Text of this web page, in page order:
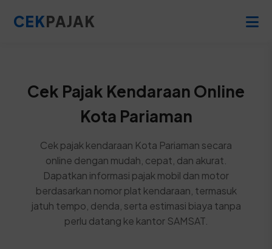
CEKPAJAK
Cek Pajak Kendaraan Online
Kota Pariaman
Cek pajak kendaraan Kota Pariaman secara
online dengan mudah, cepat, dan akurat.
Dapatkan informasi pajak mobil dan motor
berdasarkan nomor plat kendaraan, termasuk
jatuh tempo, denda, serta estimasi biaya tanpa
perlu datang ke kantor SAMSAT.